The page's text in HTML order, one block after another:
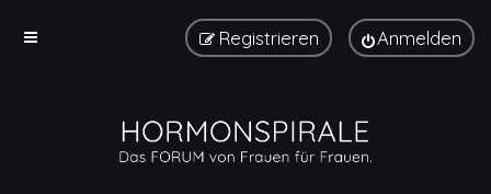
Anmelden
Registrieren